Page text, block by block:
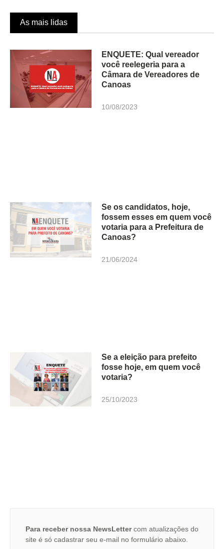
As mais lidas
ENQUETE: Qual vereador
você reelegeria para a
Câmara de Vereadores de
Canoas
10/08/2023
Se os candidatos, hoje,
fossem esses em quem você
votaria para a Prefeitura de
Canoas?
21/06/2024
Se a eleição para prefeito
fosse hoje, em quem você
votaria?
25/10/2023
Para receber nossa NewsLettercom atualizações do
site é só cadastrar seu e-mail no formulário abaixo.